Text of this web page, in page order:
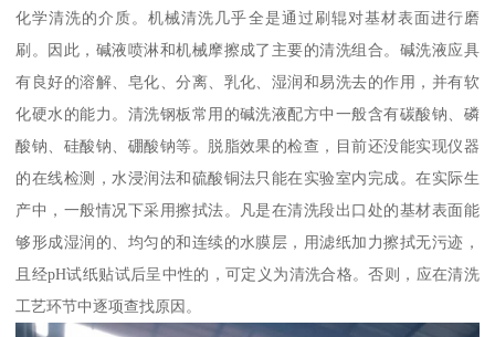
化学清洗的介质。机械清洗几乎全是通过刷辊对基材表面进行磨
刷。因此，碱液喷淋和机械摩擦成了主要的清洗组合。碱洗液应具
有良好的溶解、皂化、分离、乳化、湿润和易洗去的作用，并有软
化硬水的能力。清洗钢板常用的碱洗液配方中一般含有碳酸钠、磷
酸钠、硅酸钠、硼酸钠等。脱脂效果的检查，目前还没能实现仪器
的在线检测，水浸润法和硫酸铜法只能在实验室内完成。在实际生
产中，一般情况下采用擦拭法。凡是在清洗段出口处的基材表面能
够形成湿润的、均匀的和连续的水膜层，用滤纸加力擦拭无污迹，
且经pH试纸贴试后呈中性的，可定义为清洗合格。否则，应在清洗
工艺环节中逐项查找原因。